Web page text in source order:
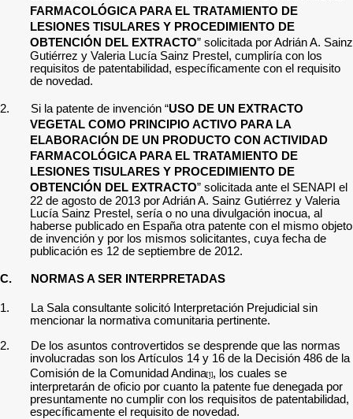
FARMACOLÓGICA PARA EL TRATAMIENTO DE
LESIONES TISULARES Y PROCEDIMIENTO DE
OBTENCIÓN DEL EXTRACTO”solicitada por Adrián A. Sainz
Gutiérrez y Valeria Lucía Sainz Prestel, cumpliría con los
requisitos de patentabilidad, específicamente con el requisito
de novedad.
2. Si la patente de invención “USO DE UN EXTRACTO
VEGETAL COMO PRINCIPIO ACTIVO PARA LA
ELABORACIÓN DE UN PRODUCTO CON ACTIVIDAD
FARMACOLÓGICA PARA EL TRATAMIENTO DE
LESIONES TISULARES Y PROCEDIMIENTO DE
OBTENCIÓN DEL EXTRACTO”solicitada ante el SENAPI el
22 de agosto de 2013 por Adrián A. Sainz Gutiérrez y Valeria
Lucía Sainz Prestel, sería o no una divulgación inocua, al
haberse publicado en España otra patente con el mismo objeto
de invención y por los mismos solicitantes, cuya fecha de
publicación es 12 de septiembre de 2012.
C. NORMAS A SER INTERPRETADAS
1. La Sala consultante solicitó Interpretación Prejudicial sin
mencionar la normativa comunitaria pertinente.
2.
De los asuntos controvertidos se desprende que las normas
involucradas son los Artículos 14 y 16 de la Decisión 486de la
Comisión de la Comunidad Andina[1], los cuales se
interpretarán de oficio por cuanto la patente fue denegada por
presuntamente no cumplir con los requisitos de patentabilidad,
específicamente el requisito de novedad.